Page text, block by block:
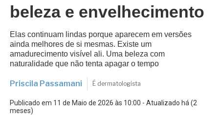
beleza e envelhecimento
Elas continuam lindas porque aparecem em versões
ainda melhores de si mesmas. Existe um
amadurecimento visível ali. Uma beleza com
naturalidade que não tenta apagar o tempo
Priscila Passamani É dermatologista
Publicado em 11 de Maio de 2026 às 10:00 - Atualizado há (2
meses)